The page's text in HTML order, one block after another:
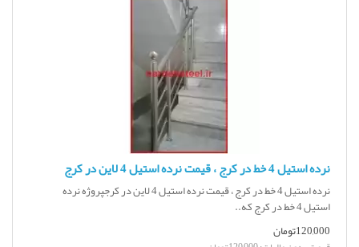
نرده استیل 4 خط در کرج ، قیمت نرده استیل 4 لاین در کرج
نرده استیل 4 خط در کرج ، قیمت نرده استیل 4 لاین در کرجپروژه نرده
استیل 4 خط در کرج که..
120,000تومان